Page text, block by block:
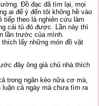
Đồ đạc đã tìm lại, mọi
ai để ý đến tôi không hề vào
tiếp theo là nghiên cứu làm
cái tủ đó được. Lần này thì
lần trước của mình.
thích lấy những món đồ vặt
đây ông già chủ nhà thích
trong ngăn kéo nữa cơ mà,
luận cả ngày mà chưa tìm ra